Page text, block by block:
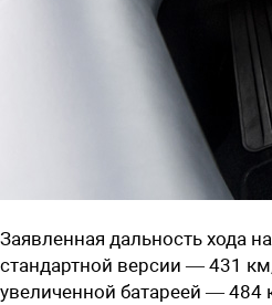
Заявленная дальность хода
стандартной версии — 431
увеличенной батареей — 484